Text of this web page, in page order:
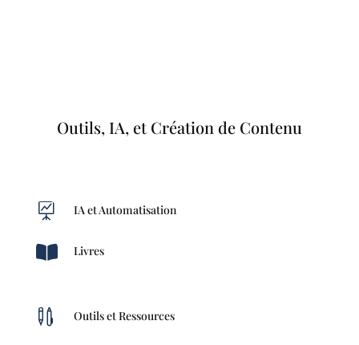
Outils, IA, et Création de Contenu
 IA et Automatisation
 Livres
 Outils et Ressources